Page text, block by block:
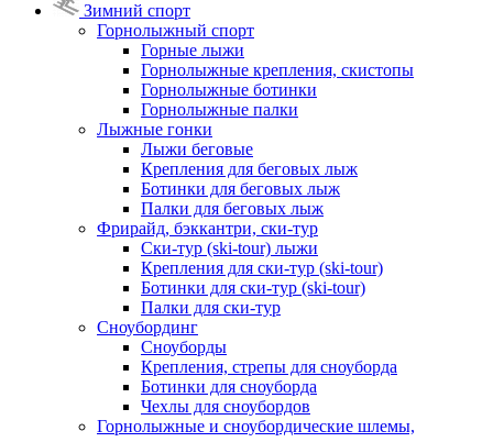
Зимний спорт
Горнолыжный спорт
Горные лыжи
Горнолыжные крепления, скистопы
Горнолыжные ботинки
Горнолыжные палки
Лыжные гонки
Лыжи беговые
Крепления для беговых лыж
Ботинки для беговых лыж
Палки для беговых лыж
Фрирайд, бэккантри, ски-тур
Ски-тур (ski-tour) лыжи
Крепления для ски-тур (ski-tour)
Ботинки для ски-тур (ski-tour)
Палки для ски-тур
Сноубординг
Сноуборды
Крепления, стрепы для сноуборда
Ботинки для сноуборда
Чехлы для сноубордов
Горнолыжные и сноубордические шлемы,